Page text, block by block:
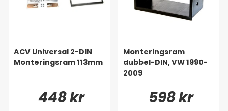
ACV Universal 2-DIN
Monteringsram 113mm
448 kr
Monteringsram
dubbel-DIN, VW 1990-
2009
598 kr